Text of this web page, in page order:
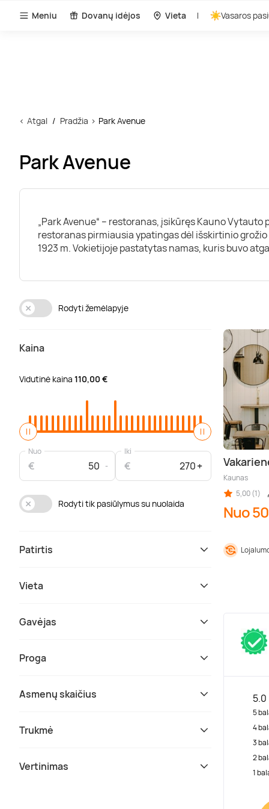
Meniu Dovanų idėjos Vieta Vasaros
Atgal Pradžia Park Avenue
Park Avenue
„Park Avenue“ – restoranas, įsikūręs Kauno Vytauto
restoranas pirmiausia ypatingas dėl išskirtinio
1923 m. Vokietijoje pastatytas namas, kuris buvo
Rodyti žemėlapyje
Kaina
Vidutinė kaina 110,00 €
Nuo
€
Iki
€
Rodyti tik pasiūlymus su nuolaida
Patirtis
Vieta
Gavėjas
Proga
Asmenų skaičius
Trukmė
Vertinimas
Kaunas
5,00 (1)
Nuo
5.0
5
4
3
2
1